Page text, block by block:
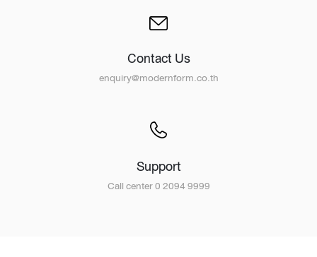
Contact Us
enquiry@modernform.co.th
Support
Call center 0 2094 9999